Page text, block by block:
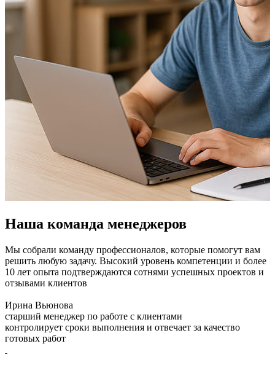
Наша команда менеджеров
Мы собрали команду профессионалов, которые помогут вам
решить любую задачу. Высокий уровень компетенции и более
10 лет опыта подтверждаются сотнями успешных проектов и
отзывами клиентов
Ирина Вьюнова
старший менеджер по работе с клиентами
контролирует сроки выполнения и отвечает за качество
готовых работ